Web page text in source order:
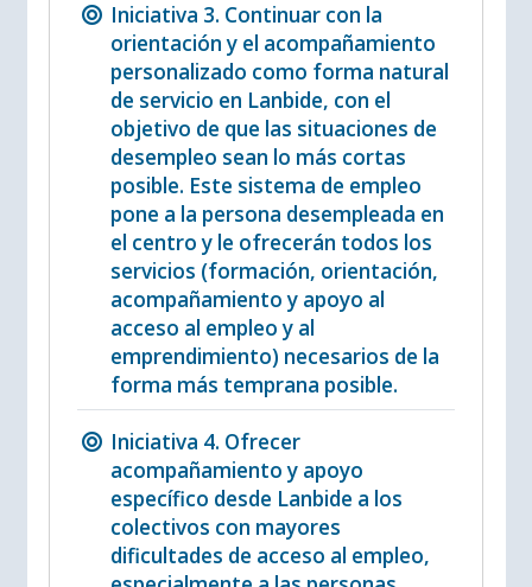
Iniciativa 3. Continuar con la
orientación y el acompañamiento
personalizado como forma natural
de servicio en Lanbide, con el
objetivo de que las situaciones de
desempleo sean lo más cortas
posible. Este sistema de empleo
pone a la persona desempleada en
el centro y le ofrecerán todos los
servicios (formación, orientación,
acompañamiento y apoyo al
acceso al empleo y al
emprendimiento) necesarios de la
forma más temprana posible.
Iniciativa 4. Ofrecer
acompañamiento y apoyo
específico desde Lanbide a los
colectivos con mayores
dificultades de acceso al empleo,